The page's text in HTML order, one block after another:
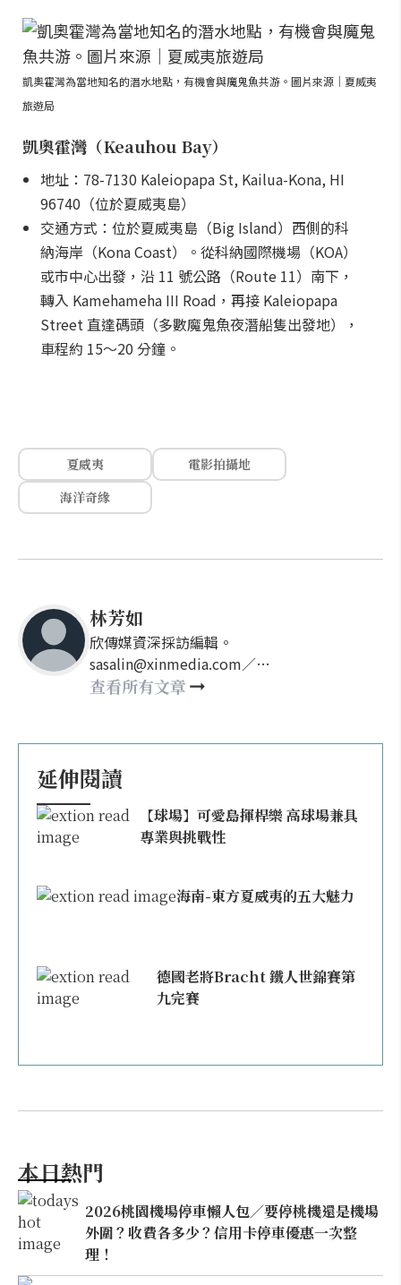
凱奧霍灣為當地知名的潛水地點，有機會與魔鬼魚共游。圖片來源｜夏威夷
旅遊局
凱奧霍灣（Keauhou Bay）
地址：78-7130 Kaleiopapa St, Kailua-Kona, HI
96740（位於夏威夷島）
交通方式：位於夏威夷島（Big Island）西側的科
納海岸（Kona Coast）。從科納國際機場（KOA）
或市中心出發，沿 11 號公路（Route 11）南下，
轉入 Kamehameha III Road，再接 Kaleiopapa
Street 直達碼頭（多數魔鬼魚夜潛船隻出發地），
車程約 15～20 分鐘。
夏威夷
電影拍攝地
海洋奇緣
林芳如
欣傳媒資深採訪編輯。
sasalin@xinmedia.com／
happy21917@gmail.com
查看所有文章
延伸閱讀
【球場】可愛島揮桿樂 高球場兼具
專業與挑戰性
海南-東方夏威夷的五大魅力
德國老將Bracht 鐵人世錦賽第
九完賽
本日熱門
2026桃園機場停車懶人包／要停桃機還是機場
外圍？收費各多少？信用卡停車優惠一次整
理！